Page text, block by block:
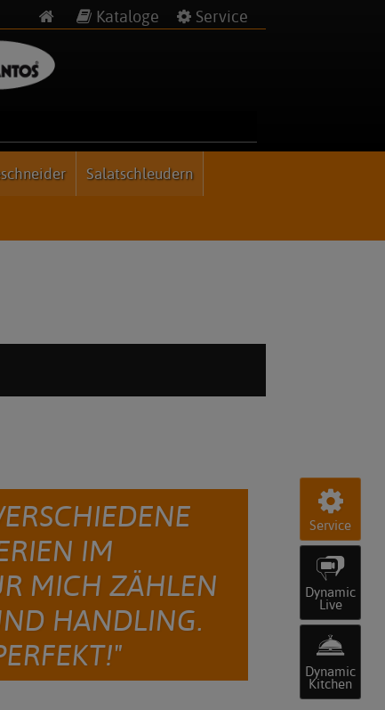
Service
Dynamic
Live
Dynamic
Kitchen
Kataloge Service
Salatschleudern
IM
MICH ZÄHLEN
HANDLING.